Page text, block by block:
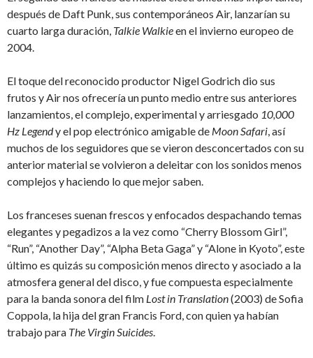
después de Daft Punk, sus contemporáneos Air, lanzarían su
cuarto larga duración, Talkie Walkieen el invierno europeo de
2004.
El toque del reconocido productor Nigel Godrich dio sus
frutos y Air nos ofrecería un punto medio entre sus anteriores
lanzamientos, el complejo, experimental y arriesgado 10,000
Hz Legendy el pop electrónico amigable de Moon Safari, así
muchos de los seguidores que se vieron desconcertados con su
anterior material se volvieron a deleitar con los sonidos menos
complejos y haciendo lo que mejor saben.
Los franceses suenan frescos y enfocados despachando temas
elegantes y pegadizos a la vez como “Cherry Blossom Girl”,
“Run”, “Another Day”, “Alpha Beta Gaga” y “Alone in Kyoto”, este
último es quizás su composición menos directo y asociado a la
atmosfera general del disco, y fue compuesta especialmente
para la banda sonora del film Lost in Translation(2003) de Sofia
Coppola, la hija del gran Francis Ford, con quien ya habían
trabajo para The Virgin Suicides.